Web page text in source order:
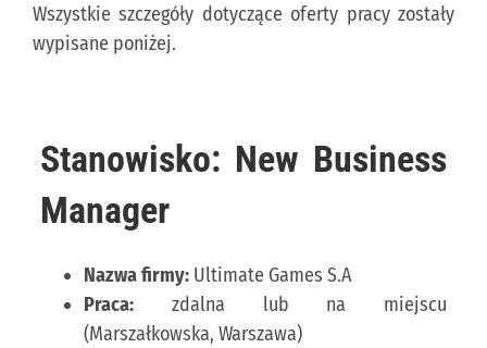
PUBLISHING (EN)
Wszystkie szczegóły dotyczące oferty pracy zostały
wypisane poniżej.
Stanowisko: New Business
Manager
Nazwa firmy:Ultimate Games S.A
Praca:zdalna lub na miejscu
(Marszałkowska, Warszawa)